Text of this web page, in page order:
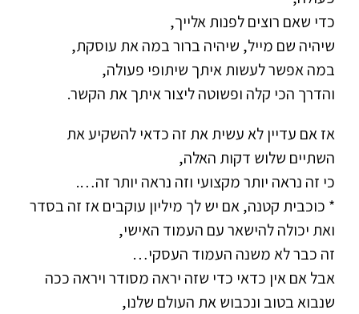
כדי שאם רוצים לפנות אלייך,
שיהיה שם מייל, שיהיה ברור במה את עוסקת,
במה אפשר לעשות איתך שיתופי פעולה,
והדרך הכי קלה ופשוטה ליצור איתך את הקשר.
אז אם עדיין לא עשית את זה כדאי להשקיע את
השתיים שלוש דקות האלה,
כי זה נראה יותר מקצועי וזה נראה יותר זה….
* כוכבית קטנה, אם יש לך מיליון עוקבים אז זה בסדר
ואת יכולה להישאר עם העמוד האישי,
זה כבר לא משנה העמוד העסקי…
אבל אם אין כדאי כדי שזה יראה מסודר ויראה ככה
שנבוא בטוב ונכבוש את העולם שלנו,